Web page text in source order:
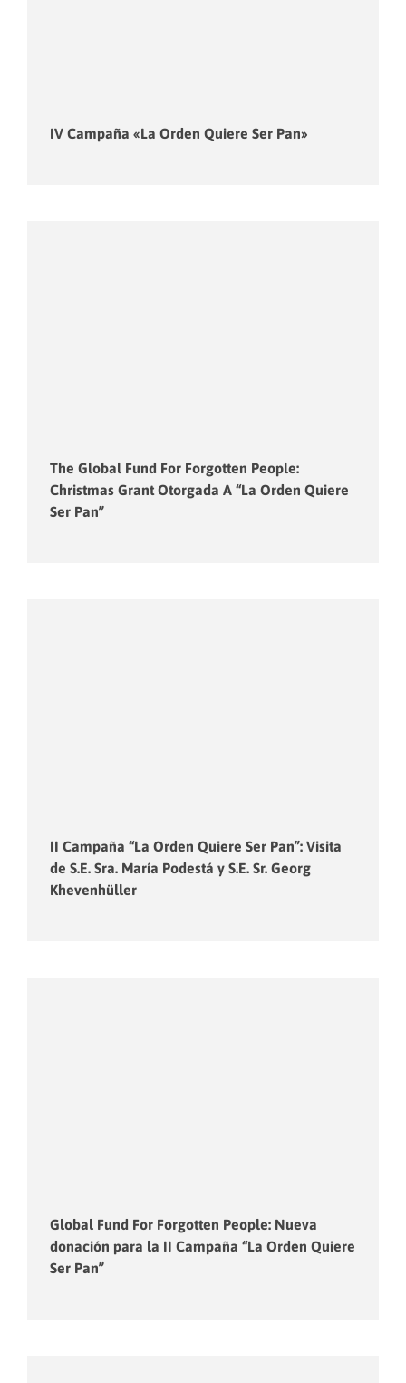
IV Campaña «La Orden Quiere Ser Pan»
The Global Fund For Forgotten People:
Christmas Grant Otorgada A “La Orden Quiere
Ser Pan”
II Campaña “La Orden Quiere Ser Pan”: Visita
de S.E. Sra. María Podestá y S.E. Sr. Georg
Khevenhüller
Global Fund For Forgotten People: Nueva
donación para la II Campaña “La Orden Quiere
Ser Pan”